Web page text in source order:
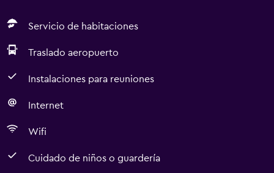
y nevera. Los huéspedes podrán disfrutar de una partida
un delicioso desayuno de estilo campero en el comedor
en la terraza con vistas al jardín y a los arbustos
autóctonos.
Servicio de habitaciones
Traslado aeropuerto
Instalaciones para reuniones
Internet
Wifi
Cuidado de niños o guardería